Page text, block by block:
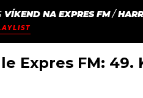
VÍKEND NA EXPRES FM/
Expres FM: 49.